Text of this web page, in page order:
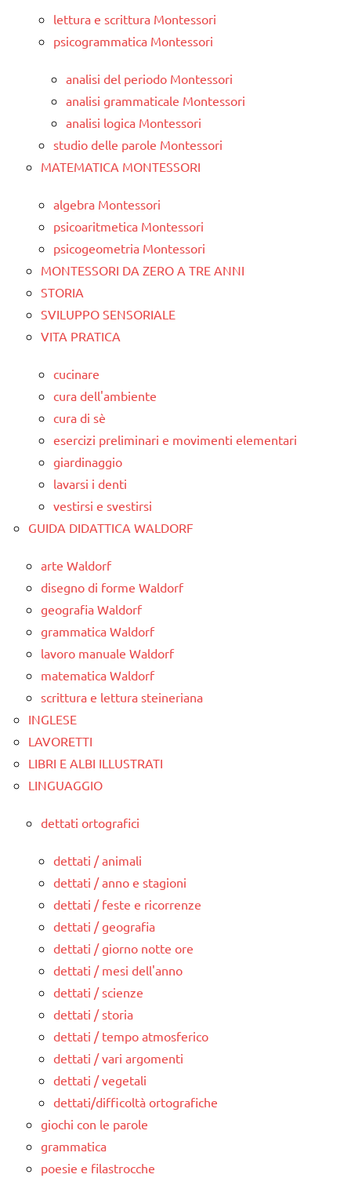
lettura e scrittura Montessori
psicogrammatica Montessori
analisi del periodo Montessori
analisi grammaticale Montessori
analisi logica Montessori
studio delle parole Montessori
MATEMATICA MONTESSORI
algebra Montessori
psicoaritmetica Montessori
psicogeometria Montessori
MONTESSORI DA ZERO A TRE ANNI
STORIA
SVILUPPO SENSORIALE
VITA PRATICA
cucinare
cura dell'ambiente
cura di sè
esercizi preliminari e movimenti elementari
giardinaggio
lavarsi i denti
vestirsi e svestirsi
GUIDA DIDATTICA WALDORF
arte Waldorf
disegno di forme Waldorf
geografia Waldorf
grammatica Waldorf
lavoro manuale Waldorf
matematica Waldorf
scrittura e lettura steineriana
INGLESE
LAVORETTI
LIBRI E ALBI ILLUSTRATI
LINGUAGGIO
dettati ortografici
dettati / animali
dettati / anno e stagioni
dettati / feste e ricorrenze
dettati / geografia
dettati / giorno notte ore
dettati / mesi dell'anno
dettati / scienze
dettati / storia
dettati / tempo atmosferico
dettati / vari argomenti
dettati / vegetali
dettati/difficoltà ortografiche
giochi con le parole
grammatica
poesie e filastrocche